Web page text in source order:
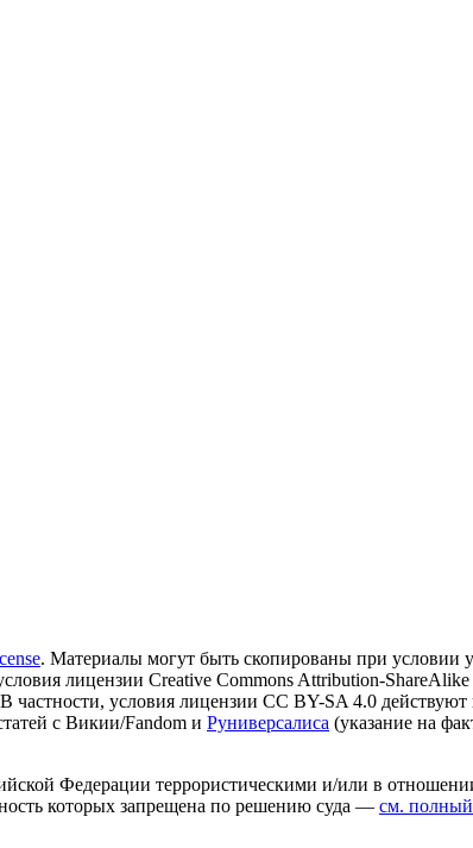
. Материалы могут быть скопированы при условии
лицензии Creative Commons Attribution-ShareAlike
условия лицензии CC BY-SA 4.0
с Викии/Fandom и Руниверсалиса (указание на
Федерации террористическими и/или в
которых запрещена по решению суда — см.